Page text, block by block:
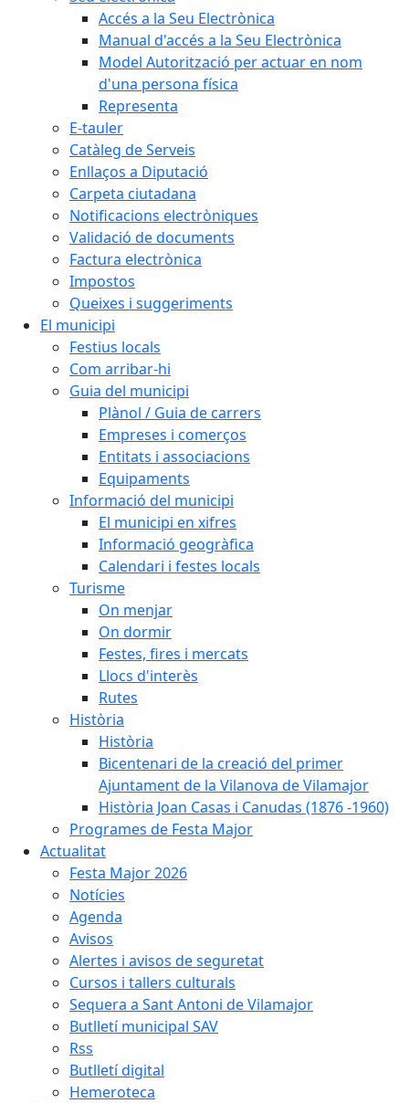
Accés a la Seu Electrònica
Manual d'accés a la Seu Electrònica
Model Autorització per actuar en nom
d'una persona física
Representa
E-tauler
Catàleg de Serveis
Enllaços a Diputació
Carpeta ciutadana
Notificacions electròniques
Validació de documents
Factura electrònica
Impostos
Queixes i suggeriments
El municipi
Festius locals
Com arribar-hi
Guia del municipi
Plànol / Guia de carrers
Empreses i comerços
Entitats i associacions
Equipaments
Informació del municipi
El municipi en xifres
Informació geogràfica
Calendari i festes locals
Turisme
On menjar
On dormir
Festes, fires i mercats
Llocs d'interès
Rutes
Història
Història
Bicentenari de la creació del primer
Ajuntament de la Vilanova de Vilamajor
Història Joan Casas i Canudas (1876 -1960)
Programes de Festa Major
Actualitat
Festa Major 2026
Notícies
Agenda
Avisos
Alertes i avisos de seguretat
Cursos i tallers culturals
Sequera a Sant Antoni de Vilamajor
Butlletí municipal SAV
Rss
Butlletí digital
Hemeroteca